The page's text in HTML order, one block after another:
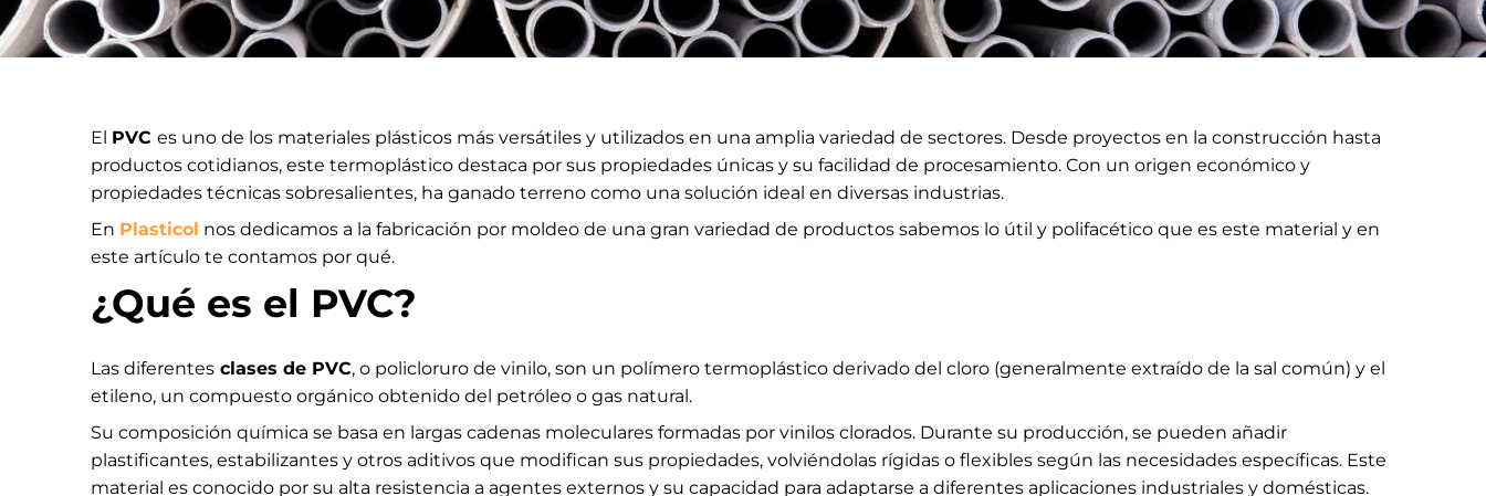
El PVC es uno de los materiales plásticos más versátiles y utilizados en una amplia variedad de sectores. Desde proyectos en la construcción hasta
productos cotidianos, este termoplástico destaca por sus propiedades únicas y su facilidad de procesamiento. Con un origen económico y
propiedades técnicas sobresalientes, ha ganado terreno como una solución ideal en diversas industrias.
En Plasticol nos dedicamos a la fabricación por moldeo de una gran variedad de productos sabemos lo útil y polifacético que es este material y en
este artículo te contamos por qué.
¿Qué es el PVC?
Las diferentes clases de PVC, o policloruro de vinilo, son un polímero termoplástico derivado del cloro (generalmente extraído de la sal común) y el
etileno, un compuesto orgánico obtenido del petróleo o gas natural.
Su composición química se basa en largas cadenas moleculares formadas por vinilos clorados. Durante su producción, se pueden añadir
plastificantes, estabilizantes y otros aditivos que modifican sus propiedades, volviéndolas rígidas o flexibles según las necesidades específicas. Este
material es conocido por su alta resistencia a agentes externos y su capacidad para adaptarse a diferentes aplicaciones industriales y domésticas.